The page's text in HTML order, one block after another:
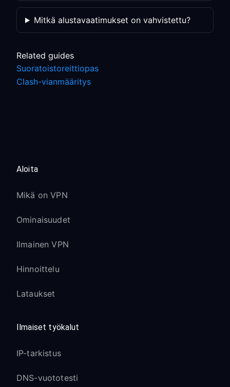
Mitkä alustavaatimukset on vahvistettu?
Related guides
Suoratoistoreittiopas
Clash-vianmääritys
Aloita
Mikä on VPN
Ominaisuudet
Ilmainen VPN
Hinnoittelu
Lataukset
Ilmaiset työkalut
IP-tarkistus
DNS-vuototesti